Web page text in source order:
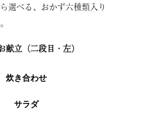
選べる、おかず六種類入り
献立（二段目・左）
炊き合わせ
サラダ